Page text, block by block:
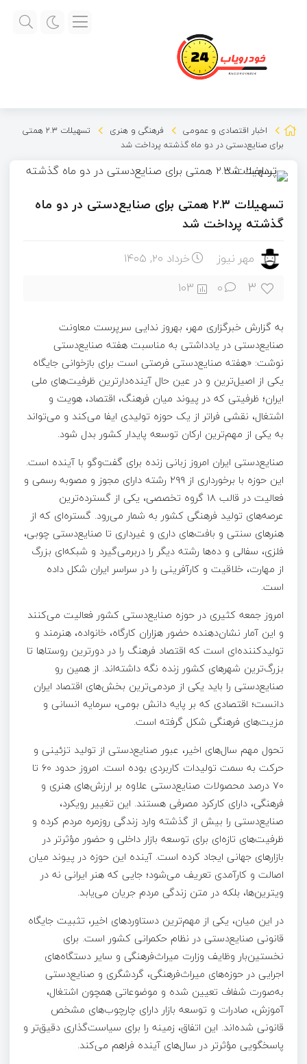
اخبار اقتصادی و عمومی فرهنگی و هنری
تسهیلات ۲.۳ همتی
برای صنایع‌دستی در دو ماه گذشته پرداخت شد
تسهیلات ۲.۳ همتی برای صنایع‌دستی در دو ماه
گذشته پرداخت شد
مهر نیوز خرداد ۲۰, ۱۴۰۵
3
0
103
به گزارش خبرگزاری مهر، بهروز ندایی سرپرست معاونت
صنایع‌دستی در یادداشتی به مناسبت هفته صنایع‌دستی
نوشت: «هفته صنایع‌دستی فرصتی است برای بازخوانی جایگاه
یکی از اصیل‌ترین و در عین حال آینده‌دارترین ظرفیت‌های ملی
ایران؛ ظرفیتی که در پیوند میان فرهنگ، اقتصاد، هویت و
اشتغال، نقشی فراتر از یک حوزه تولیدی ایفا می‌کند و می‌تواند
به یکی از مهم‌ترین ارکان توسعه پایدار کشور بدل شود.
صنایع‌دستی ایران امروز زبانی زنده برای گفت‌وگو با آینده است.
این حوزه با برخورداری از ۲۹۹ رشته دارای مجوز و مصوبه رسمی و
فعالیت در قالب ۱۸ گروه تخصصی، یکی از گسترده‌ترین
عرصه‌های تولید فرهنگی کشور به شمار می‌رود. گستره‌ای که از
هنرهای سنتی و بافت‌های داری و غیرداری تا صنایع‌دستی چوبی،
فلزی، سفالی و ده‌ها رشته دیگر را دربرمی‌گیرد و شبکه‌ای بزرگ
از مهارت، خلاقیت و کارآفرینی را در سراسر ایران شکل داده
است.
امروز جمعه کثیری در حوزه صنایع‌دستی کشور فعالیت می‌کنند
و این آمار نشان‌دهنده حضور هزاران کارگاه، خانواده، هنرمند و
تولیدکننده‌ای است که اقتصاد فرهنگ را در دورترین روستاها تا
بزرگ‌ترین شهرهای کشور زنده نگه داشته‌اند. از همین رو
صنایع‌دستی را باید یکی از مردمی‌ترین بخش‌های اقتصاد ایران
دانست؛ اقتصادی که بر پایه دانش بومی، سرمایه انسانی و
مزیت‌های فرهنگی شکل گرفته است.
تحول مهم سال‌های اخیر، عبور صنایع‌دستی از تولید تزئینی و
حرکت به سمت تولیدات کاربردی بوده است. امروز حدود ۶۰ تا
۷۰ درصد محصولات صنایع‌دستی علاوه بر ارزش‌های هنری و
فرهنگی، دارای کارکرد مصرفی هستند. این تغییر رویکرد،
صنایع‌دستی را بیش از گذشته وارد زندگی روزمره مردم کرده و
ظرفیت‌های تازه‌ای برای توسعه بازار داخلی و حضور مؤثرتر در
بازارهای جهانی ایجاد کرده است. آینده این حوزه در پیوند میان
اصالت و کارآمدی تعریف می‌شود؛ جایی که هنر ایرانی نه در
ویترین‌ها، بلکه در متن زندگی مردم جریان می‌یابد.
در این میان، یکی از مهم‌ترین دستاوردهای اخیر، تثبیت جایگاه
قانونی صنایع‌دستی در نظام حکمرانی کشور است. برای
نخستین‌بار وظایف وزارت میراث‌فرهنگی و سایر دستگاه‌های
اجرایی در حوزه‌های میراث‌فرهنگی، گردشگری و صنایع‌دستی
به‌صورت شفاف تعیین شده و موضوعاتی همچون اشتغال،
آموزش، صادرات و توسعه بازار دارای چارچوب‌های مشخص
قانونی شده‌اند. این اتفاق، زمینه را برای سیاست‌گذاری دقیق‌تر و
پاسخگویی مؤثرتر در سال‌های آینده فراهم می‌کند.